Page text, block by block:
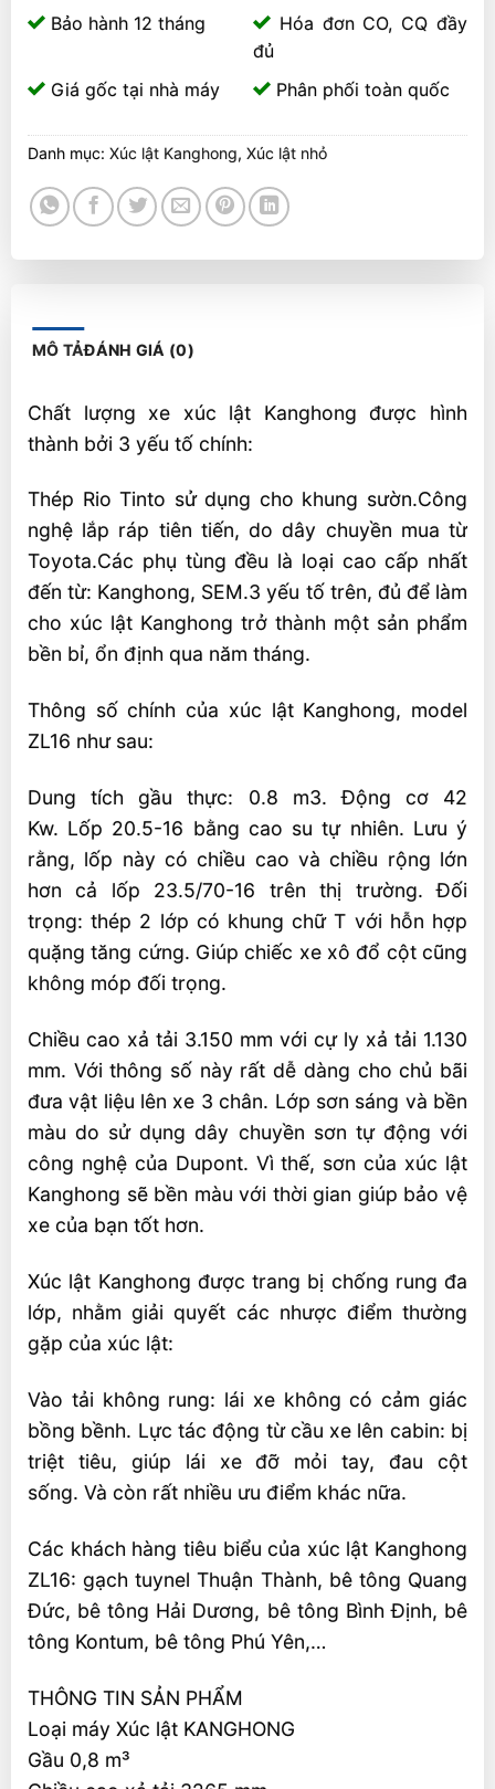
Bảo hành 12 tháng
Hóa đơn CO, CQ đầy
đủ
Giá gốc tại nhà máy
Phân phối toàn quốc
Danh mục: Xúc lật Kanghong, Xúc lật nhỏ
MÔ TẢĐÁNH GIÁ (0)
Chất lượng xe xúc lật Kanghong được hình
thành bởi 3 yếu tố chính:
Thép Rio Tinto sử dụng cho khung sườn.Công
nghệ lắp ráp tiên tiến, do dây chuyền mua từ
Toyota.Các phụ tùng đều là loại cao cấp nhất
đến từ: Kanghong, SEM.3 yếu tố trên, đủ để làm
cho xúc lật Kanghong trở thành một sản phẩm
bền bỉ, ổn định qua năm tháng.
Thông số chính của xúc lật Kanghong, model
ZL16 như sau:
Dung tích gầu thực: 0.8 m3. Động cơ 42
Kw. Lốp 20.5-16 bằng cao su tự nhiên. Lưu ý
rằng, lốp này có chiều cao và chiều rộng lớn
hơn cả lốp 23.5/70-16 trên thị trường. Đối
trọng: thép 2 lớp có khung chữ T với hỗn hợp
quặng tăng cứng. Giúp chiếc xe xô đổ cột cũng
không móp đối trọng.
Chiều cao xả tải 3.150 mm với cự ly xả tải 1.130
mm. Với thông số này rất dễ dàng cho chủ bãi
đưa vật liệu lên xe 3 chân. Lớp sơn sáng và bền
màu do sử dụng dây chuyền sơn tự động với
công nghệ của Dupont. Vì thế, sơn của xúc lật
Kanghong sẽ bền màu với thời gian giúp bảo vệ
xe của bạn tốt hơn.
Xúc lật Kanghong được trang bị chống rung đa
lớp, nhằm giải quyết các nhược điểm thường
gặp của xúc lật:
Vào tải không rung: lái xe không có cảm giác
bồng bềnh. Lực tác động từ cầu xe lên cabin: bị
triệt tiêu, giúp lái xe đỡ mỏi tay, đau cột
sống. Và còn rất nhiều ưu điểm khác nữa.
Các khách hàng tiêu biểu của xúc lật Kanghong
ZL16: gạch tuynel Thuận Thành, bê tông Quang
Đức, bê tông Hải Dương, bê tông Bình Định, bê
tông Kontum, bê tông Phú Yên,…
THÔNG TIN SẢN PHẨM
Loại máy Xúc lật KANGHONG
Gầu 0,8 m³